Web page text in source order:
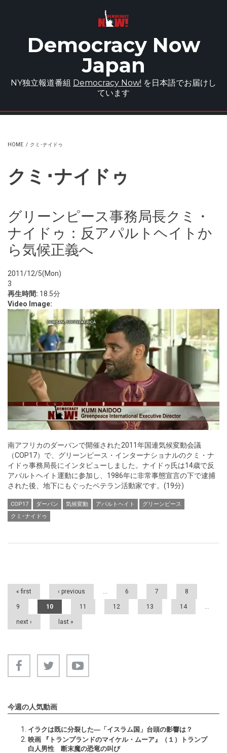
Democracy Now
Japan
NY独立報道番組 Democracy Now! を日本語でお届けし
ています
HOME / クミ･ナイドゥ
クミ･ナイドゥ
グリーンピース事務局長クミ・
ナイドゥ：反アパルトヘイトか
ら気候正義へ
2011/12/5(Mon)
3
再生時間: 18.5分
Video Image:
南アフリカのダーバンで開催された2011年国連気候変動会議
（COP17）で、グリーンピース・インターナショナルのクミ・ナ
イドゥ事務局長にインタビューしました。ナイドゥ氏は14歳で反
アパルトヘイト運動に参加し、1986年に非常事態宣言の下で逮捕
された後、地下にもぐったベテラン活動家です。(19分)
COP17 ダーバン 気候変動 アパルトヘイト
グリーンピース
クミ･ナイドゥ
Pages
« first ‹ previous … 6 7 8
9 10 11 12 13 14 …
next › last »
今週の人気動画
イラクは既に分裂した―「イスラム国」台頭の影響は？
映画 『トランプランドのマイケル・ムーア』（１）トランプ
白人男性 断末魔の恐竜の叫び